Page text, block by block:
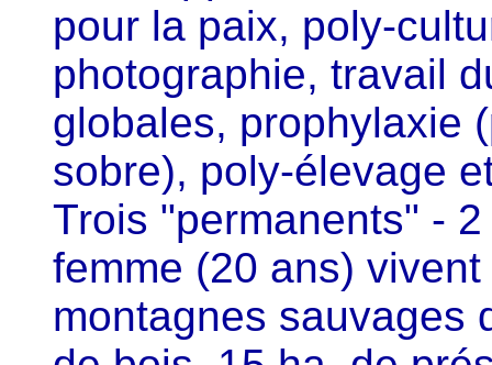
pour la paix, poly-
photographie, travail
globales, prophylaxie
sobre), poly-élevage
Trois "permanents" -
femme (20 ans)
montagnes sauvages